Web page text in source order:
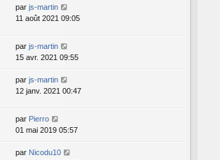
par js-martin
11 août 2021 09:05
par js-martin
15 avr. 2021 09:55
par js-martin
12 janv. 2021 00:47
par Pierro
01 mai 2019 05:57
par Nicodu10